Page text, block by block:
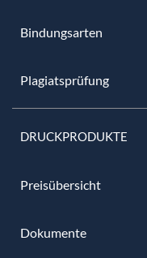
Bindungsarten
Plagiatsprüfung
DRUCKPRODUKTE
Preisübersicht
Dokumente